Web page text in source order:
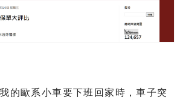
的歐系小車要下班回家時，車子突